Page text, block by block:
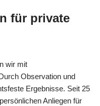
für private
wir mit
Observation und
Ergebnisse. Seit 25
Anliegen für